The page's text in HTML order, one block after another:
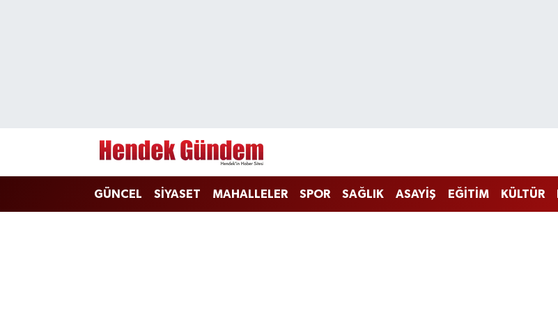
GÜNCEL SİYASET MAHALLELER SPOR SAĞLIK ASAYİŞ EĞİTİM KÜLTÜR
Sakarya Trafik Yoğunluk Haritası
Süper Lig Puan Durumu ve Fikstür